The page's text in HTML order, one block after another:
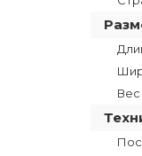
Вес